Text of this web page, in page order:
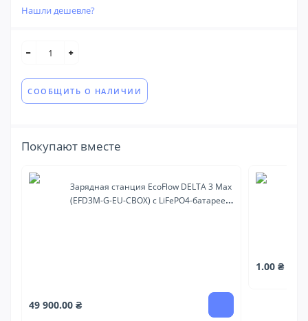
Нашли дешевле?
СООБЩИТЬ О НАЛИЧИИ
Покупают вместе
Зарядная станция EcoFlow DELTA 3 Max
(EFD3M-G-EU-CBOX) с LiFePO4-батареей
49 900.00 ₴
1.00 ₴